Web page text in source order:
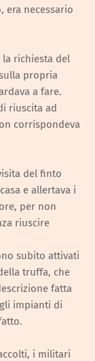
era necessario
la richiesta del
propria
a fare.
riuscita ad
corrispondeva
del finto
e allertava i
per non
riuscire
subito attivati
truffa, che
fatta
impianti di
i militari